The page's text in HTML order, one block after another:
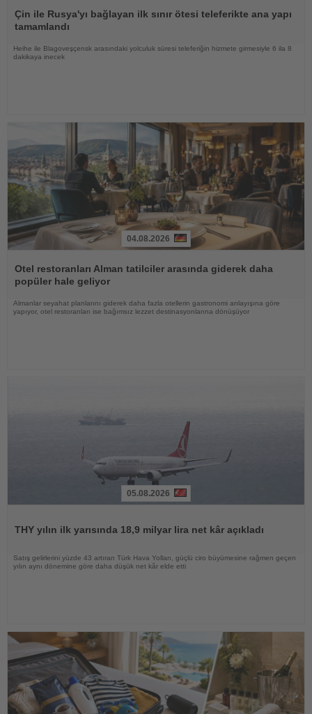
Oku
Çin ile Rusya'yı bağlayan ilk sınır ötesi teleferikte ana yapı
tamamlandı
Heihe ile Blagoveşçensk arasındaki yolculuk süresi teleferiğin hizmete girmesiyle 6 ila 8
dakikaya inecek
Oku
04.08.2026
Otel restoranları Alman tatilciler arasında giderek daha
popüler hale geliyor
Almanlar seyahat planlarını giderek daha fazla otellerin gastronomi anlayışına göre
yapıyor, otel restoranları ise bağımsız lezzet destinasyonlarına dönüşüyor
05.08.2026
THY yılın ilk yarısında 18,9 milyar lira net kâr açıkladı
Satış gelirlerini yüzde 43 artıran Türk Hava Yolları, güçlü ciro büyümesine rağmen geçen
yılın aynı dönemine göre daha düşük net kâr elde etti